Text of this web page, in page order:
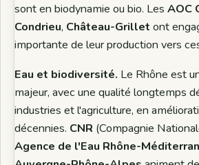
sont en biodynamie ou bio. LesAOC
Condrieu, Château-Grillet ont
importante de leur production vers
Eau et biodiversité. Le Rhône est
majeur, avec une qualité longtemps
industries et l'agriculture, en
décennies. CNR (Compagnie
Agence de l'Eau Rhône-